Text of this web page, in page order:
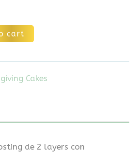
cart
Cakes
de 2 layers con